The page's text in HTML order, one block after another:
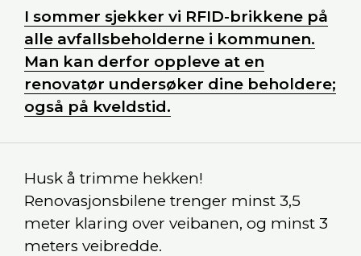
I sommer sjekker vi RFID-brikkene på
alle avfallsbeholderne i kommunen.
Man kan derfor oppleve at en
renovatør undersøker dine beholdere;
også på kveldstid.
Husk å trimme hekken!
Renovasjonsbilene trenger minst 3,5
meter klaring over veibanen, og minst 3
meters veibredde.